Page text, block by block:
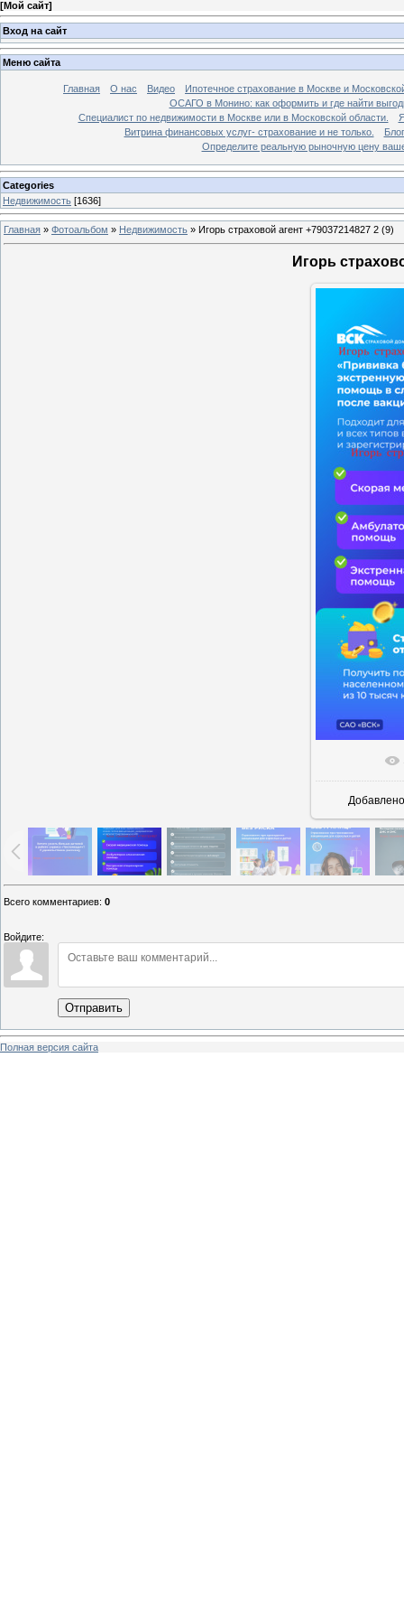
[Мой сайт]
Вход на сайт
Меню сайта
Главная О нас Видео
Ипотечное страхование в Москве и
ОСАГО в Монино: как оформить и где найти
Специалист по недвижимости в Москве или в Московской области.
Витрина финансовых услуг- страхование и не только.
Блог
Определите реальную рыночную цену
Categories
Недвижимость [1636]
Главная » Фотоальбом » Недвижимость » Игорь страховой агент +79037214827 2 (9)
Игорь
В
Добавлено
Всего комментариев: 0
Войдите:
Отправить
Полная версия сайта